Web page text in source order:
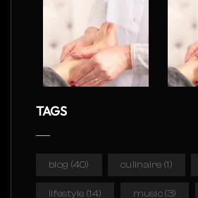
TAGS
blog (40) culinaire (1)
lifestyle (14) music(3)